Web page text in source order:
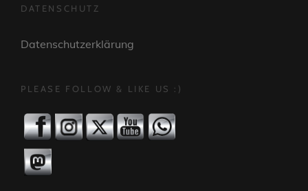
DATENSCHUTZ
Datenschutzerklärung
PLEASE FOLLOW & LIKE US :)